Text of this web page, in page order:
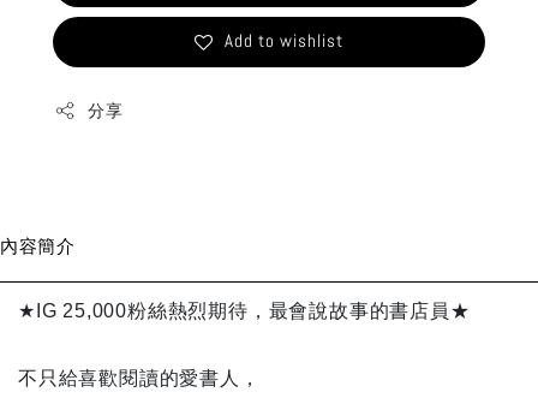
Add to wishlist
分享
內容簡介
★IG 25,000粉絲熱烈期待，最會說故事的書店員★
不只給喜歡閱讀的愛書人，